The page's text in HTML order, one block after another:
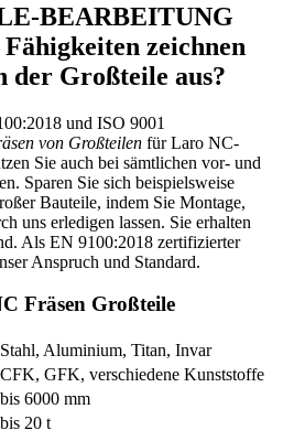
BEARBEITUNG
zeichnen
der Großteile aus?
von Großteilen für Laro NC-
Sie auch bei sämtlichen vor- und
Sparen Sie sich beispielsweise
Bauteile, indem Sie Montage,
uns erledigen lassen. Sie erhalten
Als EN 9100:2018 zertifizierter
Anspruch und Standard.
Fräsen Großteile
Stahl, Aluminium, Titan, Invar
CFK, GFK, verschiedene Kunststoffe
bis 6000 mm
bis 20 t